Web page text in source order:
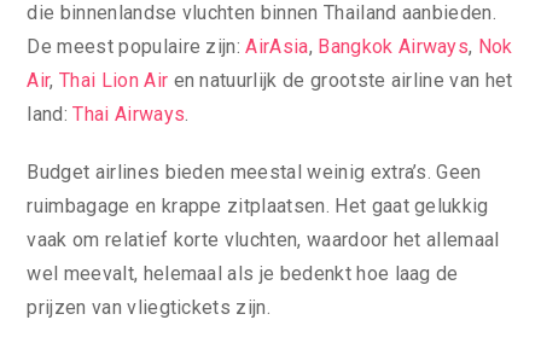
die binnenlandse vluchten binnen Thailand aanbieden.
De meest populaire zijn:AirAsia, Bangkok Airways, Nok
Air,Thai Lion Air en natuurlijk de grootste airline van het
land:Thai Airways.
Budget airlines bieden meestal weinig extra’s. Geen
ruimbagage en krappe zitplaatsen. Het gaat gelukkig
vaak om relatief korte vluchten, waardoor het allemaal
wel meevalt, helemaal als je bedenkt hoe laag de
prijzen van vliegtickets zijn.